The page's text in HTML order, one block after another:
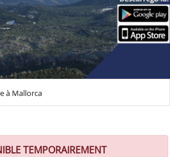
à Mallorca
TEMPORAIREMENT